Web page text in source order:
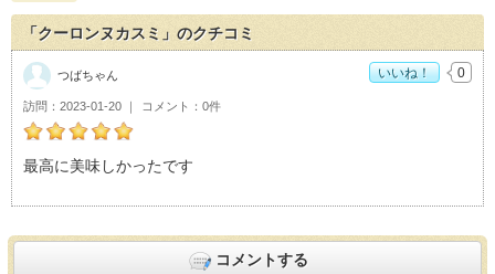
「クーロンヌカスミ」のクチコミ
つばちゃんのクーロンヌカスミおすすめ度：
最高に美味しかったです
訪問 2023-01-20 コメント 0件
つばちゃん いいね！ 0
コメントする